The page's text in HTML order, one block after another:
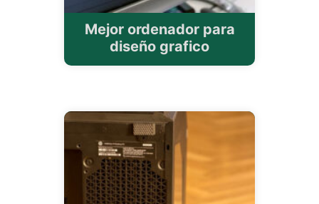
Mejor ordenador para
diseño grafico